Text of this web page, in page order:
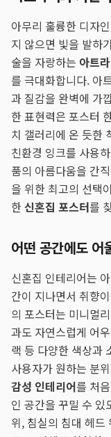
아무리 훌륭한 디자
지 않으면 빛을 발하
술을 자랑하는 아트
를 극대화합니다. 아
과 질감을 완벽에 가
한 표현력은 포스터
치 갤러리에 온 듯한
친환경 잉크를 사용
품의 아름다움을 간
을 위한 최고의 선택
한신혼집 포스터를
어떤 공간에도 어
신혼집 인테리어는
간이 지나면서 취향
의 포스터는 미니멀
과도 자연스럽게 어
랙 등 다양한 색상과
사용자가 원하는 분
감성 인테리어를 처
인 공간을 꾸밀 수 있
위, 침실의 침대 헤드